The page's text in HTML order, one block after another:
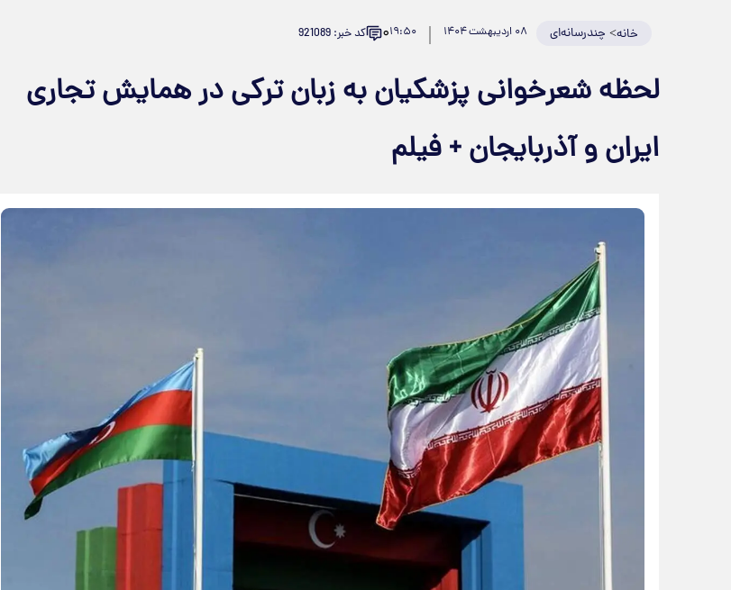
خانه> چندرسانه‌ای ۰۸ اردیبهشت ۱۴۰۴ ۱۹:۵۰۰ کد خبر: 921089
لحظه شعرخوانی پزشکیان به زبان ترکی در همایش تجاری
ایران و آذربایجان + فیلم